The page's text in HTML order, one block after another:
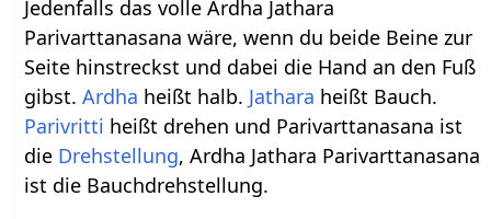
Jedenfalls das volle Ardha Jathara
Parivarttanasana wäre, wenn du beide Beine zur
Seite hinstreckst und dabei die Hand an den Fuß
gibst.Ardha heißt halb. Jathara heißt Bauch.
Parivritti heißt drehen und Parivarttanasana ist
die Drehstellung, Ardha Jathara Parivarttanasana
ist die Bauchdrehstellung.